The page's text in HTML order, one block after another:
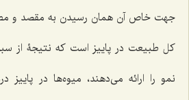
جهت خاص آن همان رسیدن به مقصد و
کل طبیعت در پاییز است که نتیجۀ از
نمو را ارائه مى‌دهند، میوه‌ها در پاییز